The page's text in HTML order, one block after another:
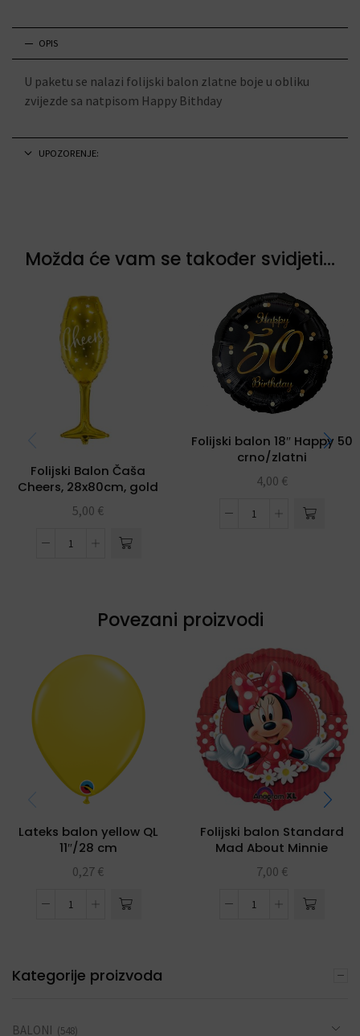
OPIS
U paketu se nalazi folijski balon zlatne boje u obliku
zvijezde sa natpisom Happy Bithday
UPOZORENJE:
Možda će vam se također svidjeti...
Folijski Balon Čaša
Cheers, 28x80cm, gold
5,00 €
Folijski balon 18″ Happy 50
crno/zlatni
4,00 €
Povezani proizvodi
Lateks balon yellow QL
11″/28 cm
0,27 €
Folijski balon Standard
Mad About Minnie
7,00 €
Kategorije proizvoda
BALONI (548)